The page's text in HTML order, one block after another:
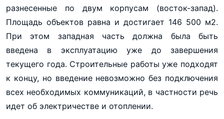
разнесенные по двум корпусам (восток-запад).
Площадь объектов равна и достигает 146 500 м2.
При этом западная часть должна была быть
введена в эксплуатацию уже до завершения
текущего года. Строительные работы уже подходят
к концу, но введение невозможно без подключения
всех необходимых коммуникаций, в частности речь
идет об электричестве и отоплении.